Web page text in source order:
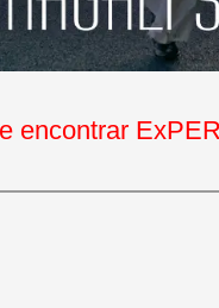
encontrar